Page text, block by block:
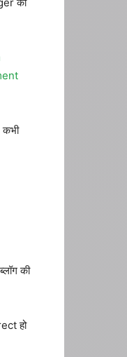
कभी
की
हो